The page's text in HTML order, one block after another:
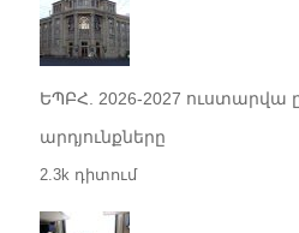
ԵՊԲՀ. 2026-2027 ուստարվա
արդյունքները
2.3k դիտում